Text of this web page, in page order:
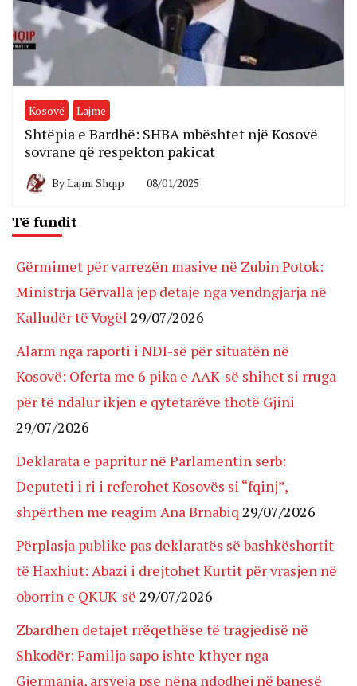
Kosovë Lajme
Shtëpia e Bardhë: SHBA mbështet një Kosovë
sovrane që respekton pakicat
ByLajmi Shqip 08/01/2025
Të fundit
Gërmimet për varrezën masive në Zubin Potok:
Ministrja Gërvalla jep detaje nga vendngjarja në
Kalludër të Vogël 29/07/2026
Alarm nga raporti i NDI-së për situatën në
Kosovë: Oferta me 6 pika e AAK-së shihet si rruga
për të ndalur ikjen e qytetarëve thotë Gjini
29/07/2026
Deklarata e papritur në Parlamentin serb:
Deputeti i ri i referohet Kosovës si “fqinj”,
shpërthen me reagim Ana Brnabiq 29/07/2026
Përplasja publike pas deklaratës së bashkëshortit
të Haxhiut: Abazi i drejtohet Kurtit për vrasjen në
oborrin e QKUK-së 29/07/2026
Zbardhen detajet rrëqethëse të tragjedisë në
Shkodër: Familja sapo ishte kthyer nga
Gjermania, arsyeja pse nëna ndodhej në banesë